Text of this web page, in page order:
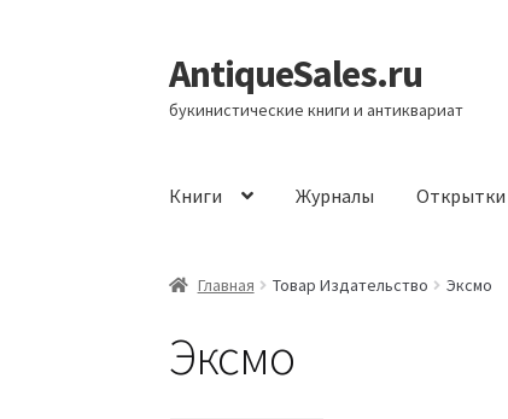
Перейти
к
навигации
Перейти
к
содержимому
AntiqueSales.ru
букинистические книги и антиквариат
Книги Журналы Открытки
ГлавнаяГлавная Товар Издательство Эксмо
Эксмо